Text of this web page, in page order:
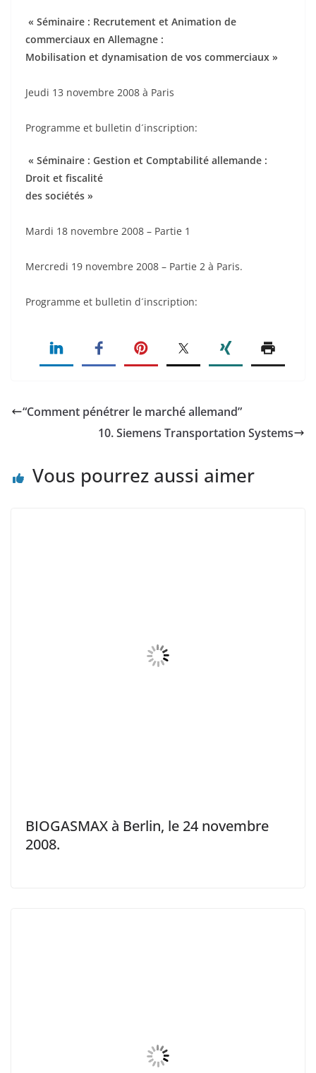
« Séminaire : Recrutement et Animation de
commerciaux en Allemagne :
Mobilisation et dynamisation de vos commerciaux »
Jeudi 13 novembre 2008 à Paris
Programme et bulletin d´inscription:
« Séminaire : Gestion et Comptabilité allemande :
Droit et fiscalité
des sociétés »
Mardi 18 novembre 2008 – Partie 1
Mercredi 19 novembre 2008 – Partie 2 à Paris.
Programme et bulletin d´inscription:
“Comment pénétrer le marché allemand”
10. Siemens Transportation Systems
Vous pourrez aussi aimer
BIOGASMAX à Berlin, le 24 novembre
2008.